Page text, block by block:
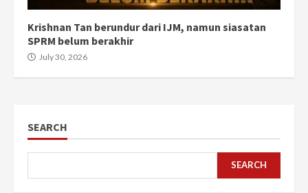
Krishnan Tan berundur dari IJM, namun siasatan
SPRM belum berakhir
July 30, 2026
SEARCH
SEARCH